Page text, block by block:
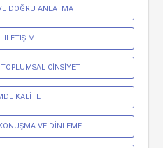
DOĞRU ANLATMA
İLETİŞİM
CİNSİYET
KALİTE
VE DİNLEME